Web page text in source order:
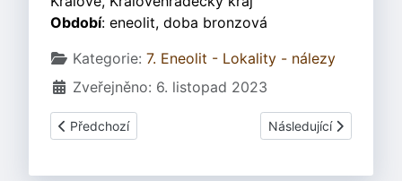
Období: eneolit, doba bronzová
Základní údaje
Kategorie: 7. Eneolit - Lokality - nálezy
Zveřejněno: 6. listopad 2023
Předchozí článek: Slatiny v eneolitu
Předchozí Další článek:
Následující